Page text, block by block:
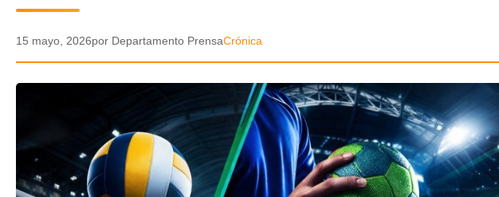
15 mayo, 2026por Departamento PrensaCrónica